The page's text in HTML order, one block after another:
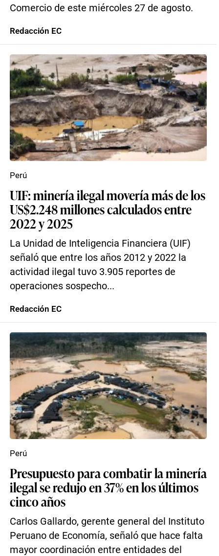
Comercio de este miércoles 27 de agosto.
Redacción EC
UIF: minería ilegal movería más de los
US$2.248 millones calculados entre
2022 y 2025
La Unidad de Inteligencia Financiera (UIF)
señaló que entre los años 2012 y 2022 la
actividad ilegal tuvo 3.905 reportes de
operaciones sospecho...
Perú
Redacción EC
Presupuesto para combatir la minería
ilegal se redujo en 37% en los últimos
cinco años
Carlos Gallardo, gerente general del Instituto
Peruano de Economía, señaló que hace falta
mayor coordinación entre entidades del
Perú